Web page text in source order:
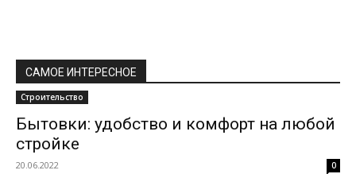
САМОЕ ИНТЕРЕСНОЕ
Строительство
Бытовки: удобство и комфорт на любой
стройке
20.06.2022 0